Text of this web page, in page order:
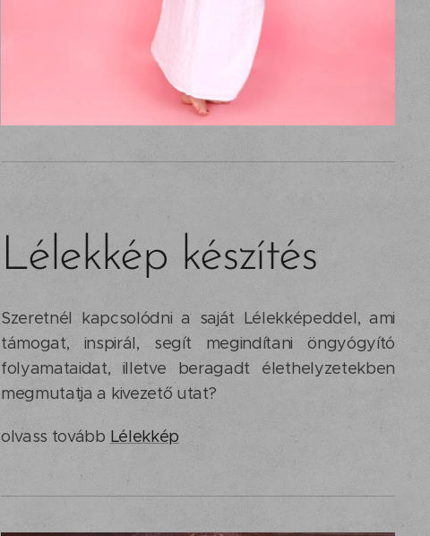
Lélekkép készítés
Szeretnél kapcsolódni a saját Lélekképeddel, ami
támogat, inspirál, segít megindítani öngyógyító
folyamataidat, illetve beragadt élethelyzetekben
megmutatja a kivezető utat?
olvass tovább Lélekkép